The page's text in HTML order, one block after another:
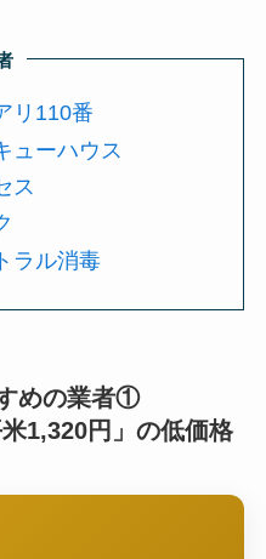
リ110番
ューハウス
ス
ラル消毒
めの業者①
1,320円」の低価格